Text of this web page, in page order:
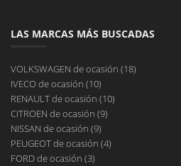
LAS MARCAS MÁS BUSCADAS
VOLKSWAGEN de ocasión (18)
IVECO de ocasión (10)
RENAULT de ocasión (10)
CITROEN de ocasión (9)
NISSAN de ocasión (9)
PEUGEOT de ocasión (4)
FORD de ocasión (3)